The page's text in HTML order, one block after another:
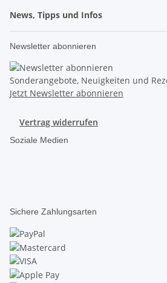
News, Tipps und Infos
Newsletter abonnieren
Sonderangebote, Neuigkeiten und
Jetzt Newsletter abonnieren
Vertrag widerrufen
Soziale Medien
Sichere Zahlungsarten